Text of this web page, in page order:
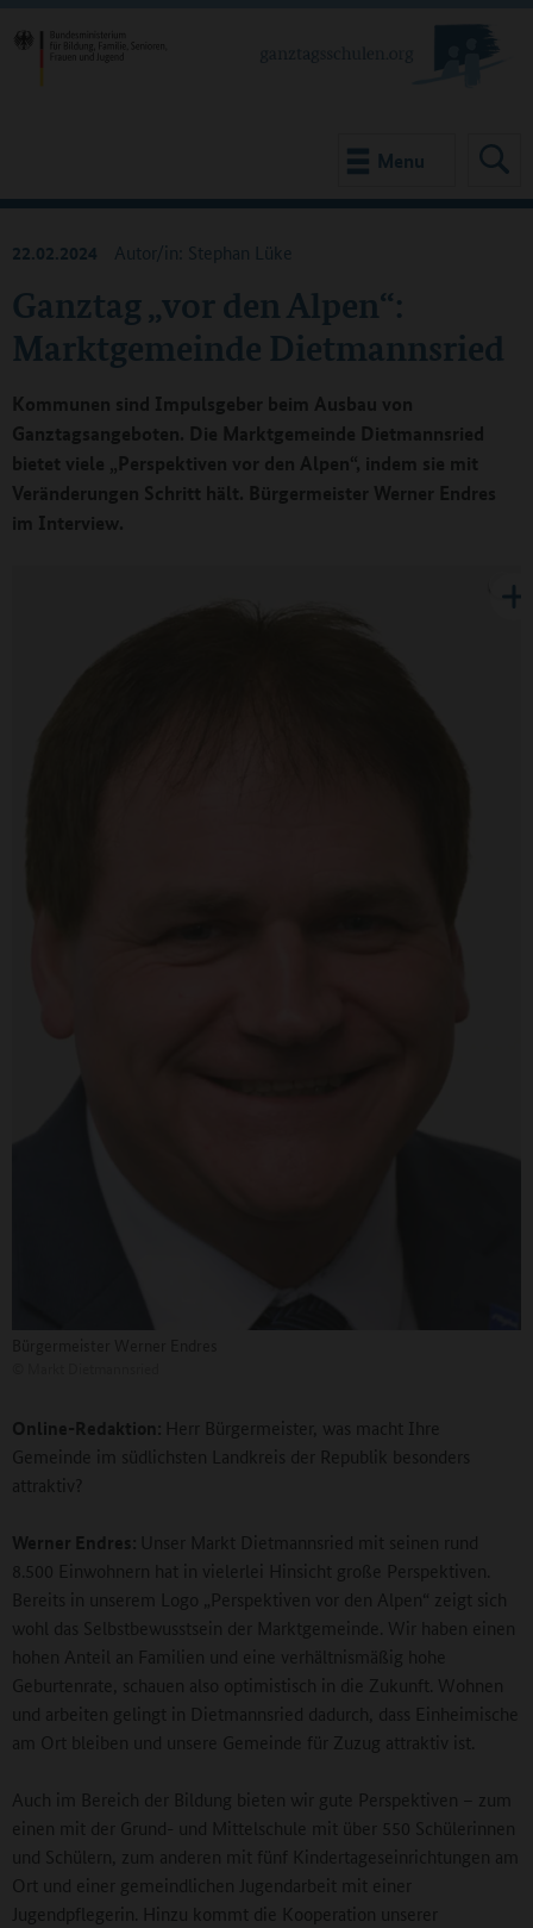
Menu
Ganztag „vor den Alpen“:
Marktgemeinde Dietmannsried
22.02.2024 Autor/in: Stephan Lüke
Kommunen sind Impulsgeber beim Ausbau von
Ganztagsangeboten. Die Marktgemeinde Dietmannsried
bietet viele „Perspektiven vor den Alpen“, indem sie mit
Veränderungen Schritt hält. Bürgermeister Werner Endres
im Interview.
Online-Redaktion: Herr Bürgermeister, was macht Ihre
Gemeinde im südlichsten Landkreis der Republik besonders
attraktiv?
Werner Endres: Unser Markt Dietmannsried mit seinen rund
8.500 Einwohnern hat in vielerlei Hinsicht große Perspektiven.
Bereits in unserem Logo „Perspektiven vor den Alpen“ zeigt sich
wohl das Selbstbewusstsein der Marktgemeinde. Wir haben einen
hohen Anteil an Familien und eine verhältnismäßig hohe
Geburtenrate, schauen also optimistisch in die Zukunft. Wohnen
und arbeiten gelingt in Dietmannsried dadurch, dass Einheimische
am Ort bleiben und unsere Gemeinde für Zuzug attraktiv ist.
Auch im Bereich der Bildung bieten wir gute Perspektiven – zum
einen mit der Grund- und Mittelschule mit über 550 Schülerinnen
und Schülern, zum anderen mit fünf Kindertageseinrichtungen am
Ort und einer gemeindlichen Jugendarbeit mit einer
Jugendpflegerin. Hinzu kommt die Kooperation unserer